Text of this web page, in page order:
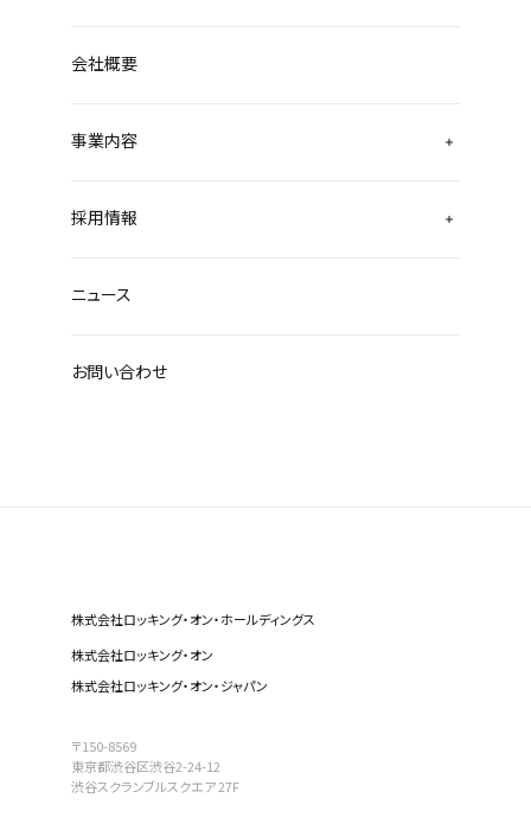
株式会社ロッキング・オン・ホールディングス
株式会社ロッキング・オン
株式会社ロッキング・オン・ジャパン
〒150-8569
東京都渋谷区渋谷2-24-12
渋谷スクランブルスクエア 27F
会社概要
事業内容
採用情報
ニュース
お問い合わせ